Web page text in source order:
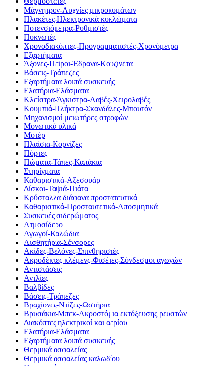
Μάγνητρον-Λυχνίες μικροκυμάτων
Πλακέτες-Ηλεκτρονικά κυκλώματα
Ποτενσιόμετρα-Ρυθμιστές
Πυκνωτές
Χρονοδιακόπτες-Προγραμματιστές-Χρονόμετρα
Εξαρτήματα
Άξονες-Πείροι-Έδρανα-Κουζινέτα
Βάσεις-Τράπεζες
Εξαρτήματα λοιπά συσκευής
Ελατήρια-Ελάσματα
Κλείστρα-Άγκιστρα-Λαβές-Χειρολαβές
Κουμπιά-Πλήκτρα-Σκανδάλες-Μπουτόν
Μηχανισμοί μειωτήρες στροφών
Μονωτικά υλικά
Μοτέρ
Πλαίσια-Κορνίζες
Πόρτες
Πώματα-Τάπες-Καπάκια
Στηρίγματα
Καθαριστικά-Αξεσουάρ
Δίσκοι-Ταψιά-Πιάτα
Κρύσταλλα διάφανα προστατευτικά
Καθαριστικά-Προσταυτετικά-Αποσμητικά
Συσκευές σιδερώματος
Ατμοσίδερο
Αγωγοί-Καλώδια
Αισθητήρια-Σένσορες
Ακίδες-Βελόνες-Σπινθηριστές
Ακροδέκτες κλέμενς-Φισέτες-Σύνδεσμοι αγωγών
Αντιστάσεις
Αντλίες
Βαλβίδες
Βάσεις-Τράπεζες
Βραχίονες-Ντίζες-Ωστήρια
Βρυσάκια-Μπεκ-Ακροστόμια εκτόξευσης ρευστών
Διακόπτες ηλεκτρικοί και αερίου
Ελατήρια-Ελάσματα
Εξαρτήματα λοιπά συσκευής
Θερμικά ασφαλείας
Θερμικά ασφαλείας καλωδίου